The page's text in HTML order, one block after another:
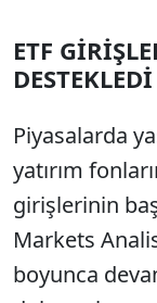
ETF
DESTEKLEDİ
Piyasalarda
yatırım
girişlerinin
Markets
boyunca